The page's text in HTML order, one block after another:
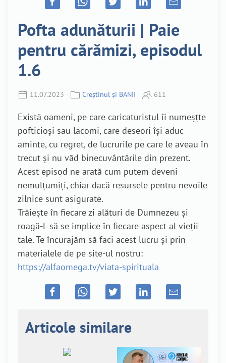
Pofta adunăturii | Paie
pentru cărămizi, episodul
1.6
11.07.2023 Creștinul și BANII 611
Există oameni, pe care caricaturistul îi numeșțte
pofticioși sau lacomi, care deseori își aduc
aminte, cu regret, de lucrurile pe care le aveau în
trecut și nu văd binecuvântările din prezent.
Acest episod ne arată cum putem deveni
nemulțumiți, chiar dacă resursele pentru nevoile
zilnice sunt asigurate.
Trăiește în fiecare zi alături de Dumnezeu și
roagă-L să se implice în fiecare aspect al vieții
tale. Te încurajăm să faci acest lucru și prin
materialele de pe site-ul nostru:
https://alfaomega.tv/viata-spirituala
Articole similare